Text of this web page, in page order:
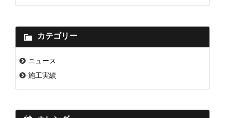
カテゴリー
ニュース
施工実績